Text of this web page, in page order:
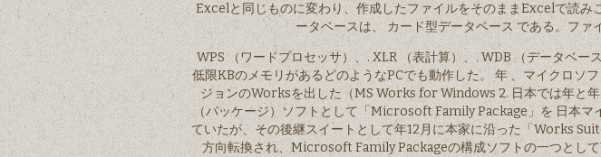
Excelと同じものに変わり、作成したファイルをそのままExcelで読み
ータベースは、 カード型データベース である。ファ
WPS （ワードプロセッサ）、. XLR （表計算）、. WDB （データベ
低限KBのメモリがあるどのようなPCでも動作した。 年 、マイクロソ
ジョンのWorksを出した（MS Works for Windows 2. 日本では年と
（パッケージ）ソフトとして「Microsoft Family Package」を 日本マ
ていたが、その後継スイートとして年12月に本家に沿った「Works
方向転換され、Microsoft Family Packageの構成ソフトの一つとし